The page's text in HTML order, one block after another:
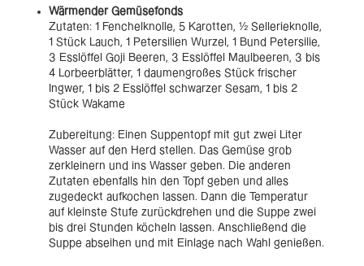
Wärmender Gemüsefonds
Zutaten: 1 Fenchelknolle, 5 Karotten, ½ Sellerieknolle,
1 Stück Lauch, 1 Petersilien Wurzel, 1 Bund Petersilie,
3 Esslöffel Goji Beeren, 3 Esslöffel Maulbeeren, 3 bis
4 Lorbeerblätter, 1 daumengroßes Stück frischer
Ingwer, 1 bis 2 Esslöffel schwarzer Sesam, 1 bis 2
Stück Wakame
Zubereitung: Einen Suppentopf mit gut zwei Liter
Wasser auf den Herd stellen. Das Gemüse grob
zerkleinern und ins Wasser geben. Die anderen
Zutaten ebenfalls hin den Topf geben und alles
zugedeckt aufkochen lassen. Dann die Temperatur
auf kleinste Stufe zurückdrehen und die Suppe zwei
bis drei Stunden köcheln lassen. Anschließend die
Suppe abseihen und mit Einlage nach Wahl genießen.